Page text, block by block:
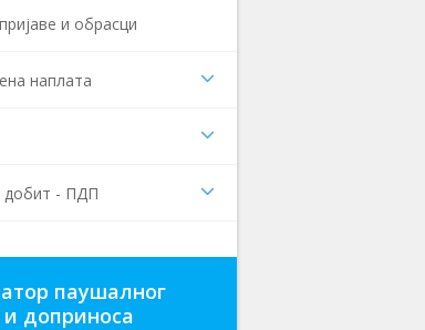
и обрасци
наплата
добит - ПДП
паушалног
и доприноса